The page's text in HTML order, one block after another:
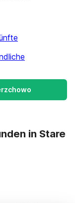
in Stare